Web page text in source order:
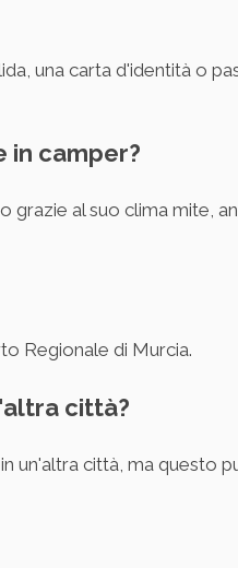
una carta d'identità o
in camper?
grazie al suo clima mite,
Regionale di Murcia.
città?
un'altra città, ma questo